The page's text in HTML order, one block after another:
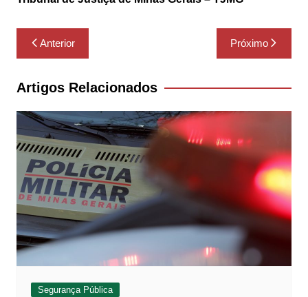
Navegação
de
Post
Anterior Próximo
Artigos Relacionados
Segurança Pública